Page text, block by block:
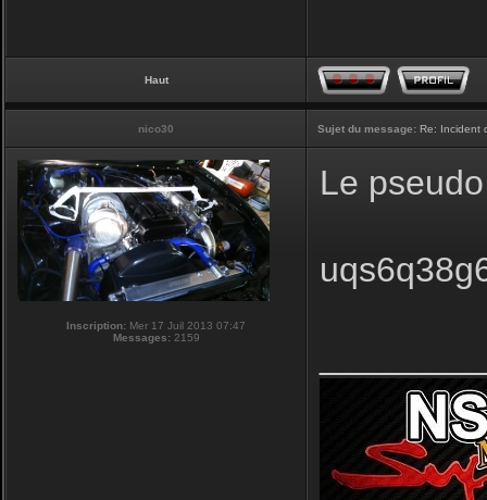
Haut
nico30 Sujet du message: Re: Incident
Inscription: Mer 17 Juil 2013 07:47
Messages:2159
Le